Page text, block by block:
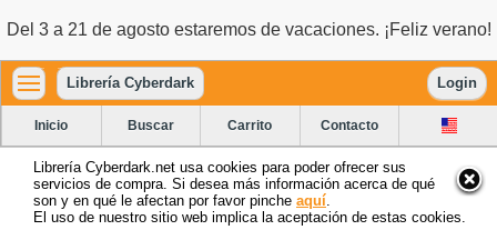
Del 3 a 21 de agosto estaremos de vacaciones. ¡Feliz verano!
Librería Cyberdark Login
Inicio Buscar Carrito Contacto
Librería Cyberdark.net usa cookies para poder ofrecer sus
servicios de compra. Si desea más información acerca de qué
son y en qué le afectan por favor pinche aquí
El uso de nuestro sitio web implica la aceptación de estas cookies.